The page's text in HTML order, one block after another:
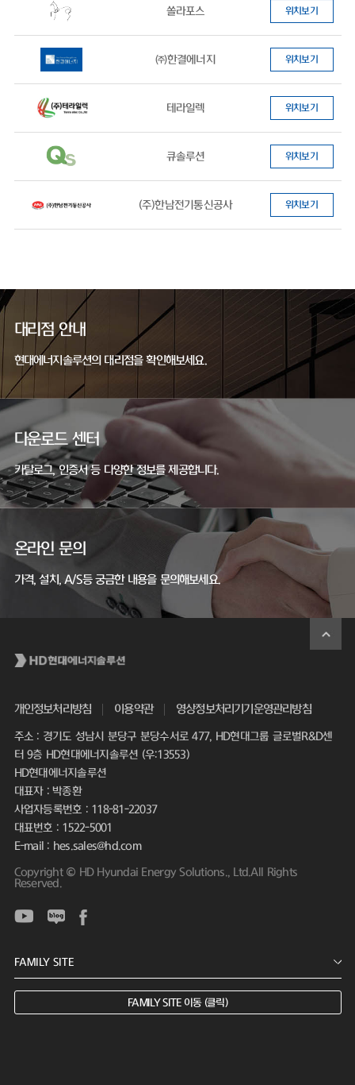
쏠라포스 위치보기
㈜한결에너지 위치보기
테라일렉 위치보기
큐솔루션 위치보기
(주)한남전기통신공사 위치보기
대리점 안내
현대에너지솔루션의 대리점을 확인해보세요.
다운로드 센터
카탈로그, 인증서 등 다양한 정보를 제공합니다.
온라인 문의
가격, 설치, A/S등 궁금한 내용을 문의해보세요.
개인정보처리방침 이용약관 영상정보처리기기운영관리방침
주소 : 경기도 성남시 분당구 분당수서로 477, HD현대그룹 글로벌R&D센
터 9층 HD현대에너지솔루션 (우:13553)
HD현대에너지솔루션
대표자 : 박종환
사업자등록번호 : 118-81-22037
대표번호 : 1522-5001
E-mail : hes.sales@hd.com
Copyright © HD Hyundai Energy Solutions., Ltd.All Rights
Reserved.
FAMILY SITE 이동 (클릭)